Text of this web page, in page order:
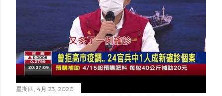
星期四, 4月 23, 2020